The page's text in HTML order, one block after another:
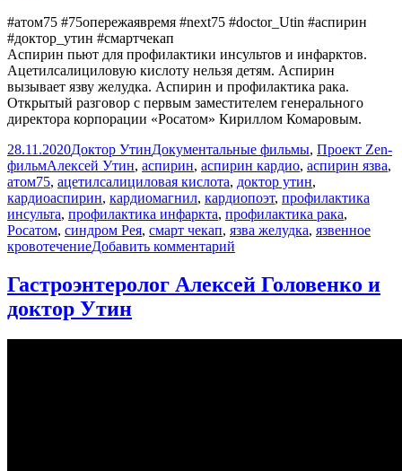
#атом75 #75опережаявремя #next75 #doctor_Utin #аспирин
#доктор_утин #смартчекап
Аспирин пьют для профилактики инсультов и инфарктов.
Ацетилсалициловую кислоту нельзя детям. Аспирин
вызывает язву желудка. Аспирин и профилактика рака.
Открытый разговор с первым заместителем генерального
директора корпорации «Росатом» Кириллом Комаровым.
Опубликовано
28.11.2020Автор
Доктор УтинРубрики
Документальные фильмы, Проект Zen-
фильмМетки
Алексей Утин, аспирин, аспирин кардио, аспирин язва,
атом75, ацетилсалициловая кислота, доктор утин,
кардиоаспирин, кардиомагнил, кардиопоэт, профилактика
инсульта, профилактика инфаркта, профилактика рака,
Росатом, синдром Рея, смарт чекап, язва желудка, язвенное
кровотечениеДобавить комментарий
Аспирин.
Пить
пить.
Гастроэнтеролог Алексей Головенко и
доктор Утин